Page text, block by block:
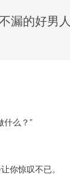
漏的好男人
什么？”
你惊叹不已。